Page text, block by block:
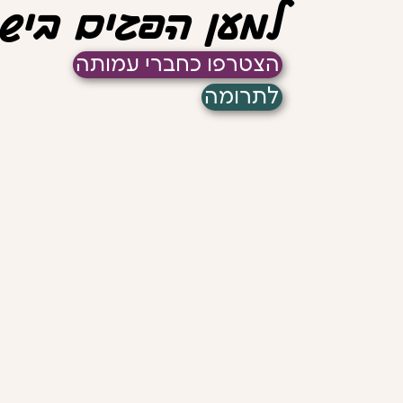
למען הפגים
הצטרפו כחברי עמותה
לתרומה